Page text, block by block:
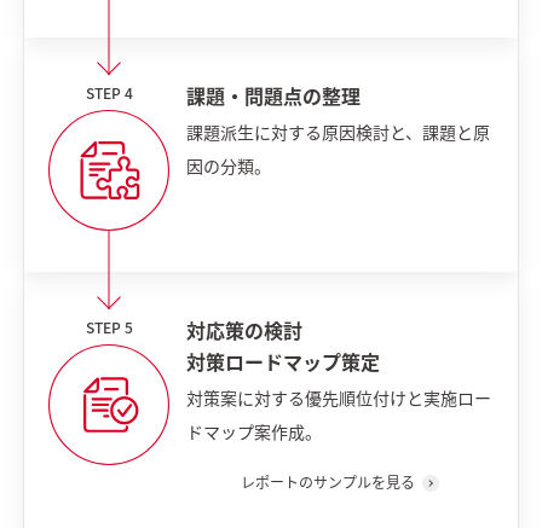
課題・問題点の整理
課題派生に対する原因検討と、課題と原
因の分類。
対応策の検討
対策ロードマップ策定
対策案に対する優先順位付けと実施ロー
ドマップ案作成。
レポートのサンプルを見る